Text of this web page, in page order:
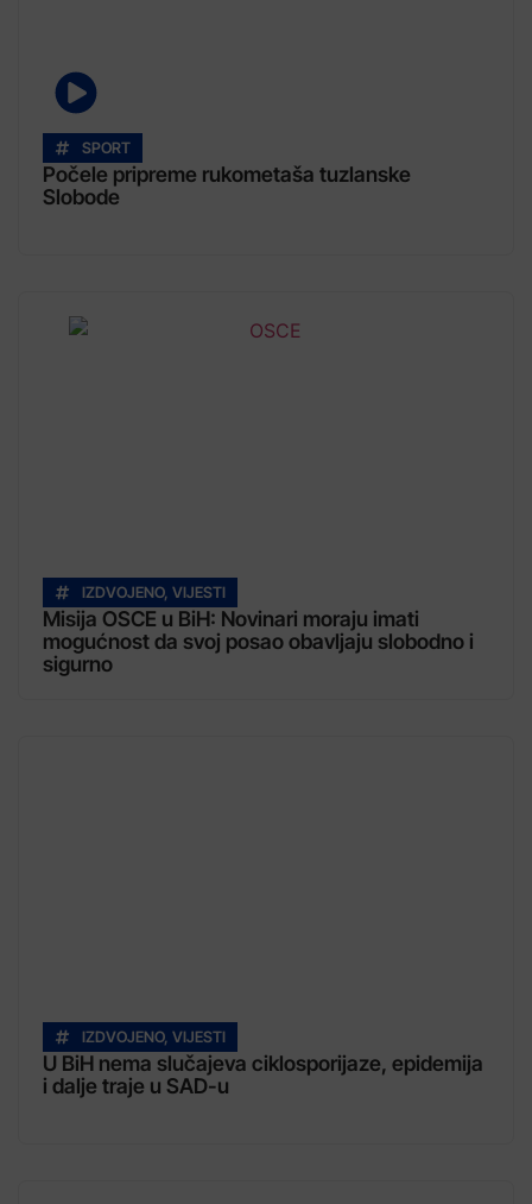
SPORT
Počele pripreme rukometaša tuzlanske
Slobode
IZDVOJENO, VIJESTI
Misija OSCE u BiH: Novinari moraju imati
mogućnost da svoj posao obavljaju slobodno i
sigurno
IZDVOJENO, VIJESTI
U BiH nema slučajeva ciklosporijaze, epidemija
i dalje traje u SAD-u